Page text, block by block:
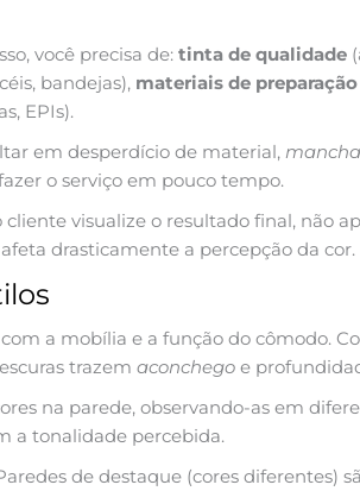
você precisa de: tinta de qualidade
bandejas), materiais de preparação
EPIs).
em desperdício de material,
o serviço em pouco tempo.
visualize o resultado final, não
drasticamente a percepção da cor.
a mobília e a função do cômodo.
trazem aconchego e
na parede, observando-as em
a tonalidade percebida.
de destaque (cores diferentes)